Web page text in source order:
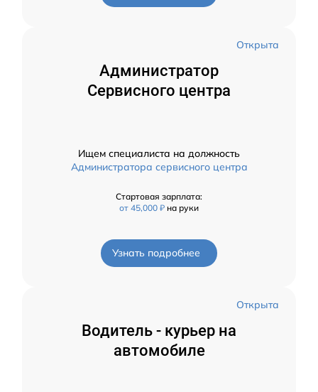
Открыта
Администратор
Сервисного центра
Ищем специалиста на должность
Администратора сервисного центра
Стартовая зарплата:
от 45,000 ₽ на руки
Узнать подробнее
Открыта
Водитель - курьер на
автомобиле